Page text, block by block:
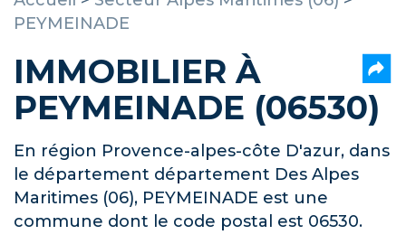
PEYMEINADE
IMMOBILIER À
PEYMEINADE (06530)
En région Provence-alpes-côte D'azur, dans
le département département Des Alpes
Maritimes (06), PEYMEINADE est une
commune dont le code postal est 06530.